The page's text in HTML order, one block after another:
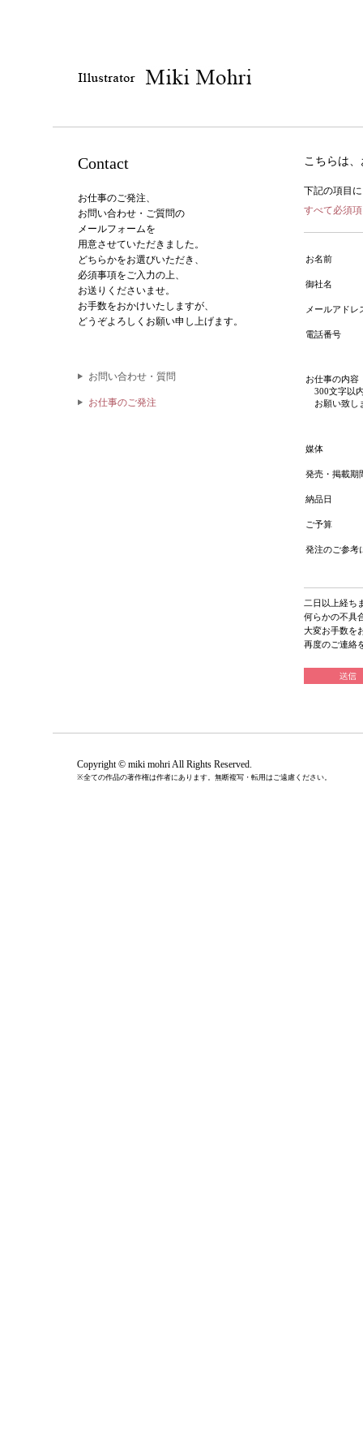
Contact
お仕事のご発注、
お問い合わせ・ご質問の
メールフォームを
用意させていただきました。
どちらかをお選びいただき、
必須事項をご入力の上、
お送りくださいませ。
お手数をおかけいたしますが、
どうぞよろしくお願い申し上げます。
お問い合わせ・質問
お仕事のご発注
こちらは
下記の項目
すべて必須
お名前
御社名
メールアドレ
電話番号
お仕事の内容
300文字以
お願い致し
媒体
発売・掲載期
納品日
ご予算
発注のご参考
二日以上経ち
何らかの不具
大変お手数を
再度のご連絡
Copyright © miki mohri All Rights Reserved.
※全ての作品の著作権は作者にあります。無断複写・転用はご遠慮ください。